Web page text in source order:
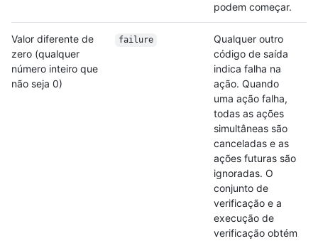
podem começar.
Valor diferente de
zero (qualquer
número inteiro que
não seja 0)
failure
Qualquer outro
código de saída
indica falha na
ação. Quando
uma ação falha,
todas as ações
simultâneas são
canceladas e as
ações futuras são
ignoradas. O
conjunto de
verificação e a
execução de
verificação obtém